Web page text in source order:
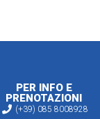
PER INFO E
PRENOTAZIONI
(+39) 085 8008928